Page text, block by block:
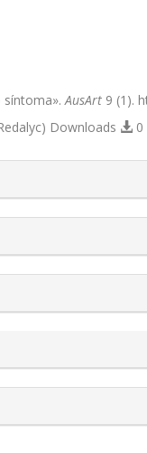
síntoma». AusArt 9 (1).
Downloads 0